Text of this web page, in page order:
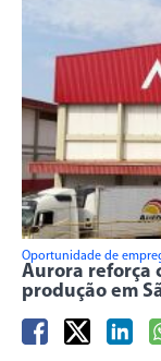
Oportunidade de
Aurora reforça
produção em